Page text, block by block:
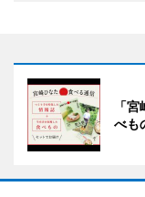
「
べも